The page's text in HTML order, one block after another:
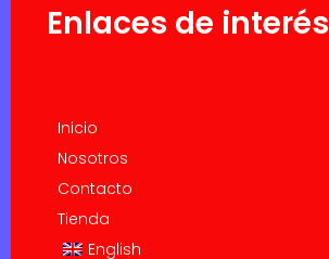
Enlaces de interés
Inicio
Nosotros
Contacto
Tienda
English